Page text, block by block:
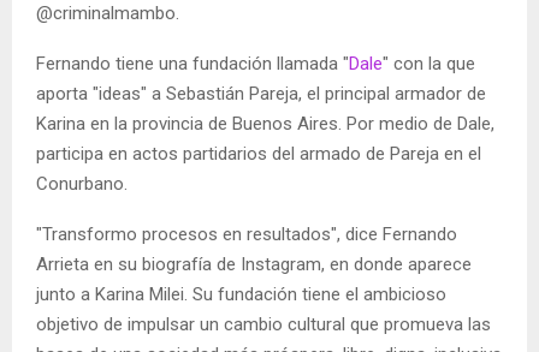
@criminalmambo.
Fernando tiene una fundación llamada "Dale" con la que
aporta "ideas" a Sebastián Pareja, el principal armador de
Karina en la provincia de Buenos Aires. Por medio de Dale,
participa en actos partidarios del armado de Pareja en el
Conurbano.
"Transformo procesos en resultados", dice Fernando
Arrieta en su biografía de Instagram, en donde aparece
junto a Karina Milei. Su fundación tiene el ambicioso
objetivo de impulsar un cambio cultural que promueva las